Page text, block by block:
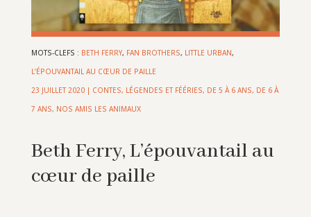
MOTS-CLEFS : BETH FERRY, FAN BROTHERS, LITTLE URBAN,
L’ÉPOUVANTAIL AU CŒUR DE PAILLE
23 JUILLET 2020| CONTES, LÉGENDES ET FÉÉRIES, DE 5 À 6 ANS, DE 6 À
7 ANS, NOS AMIS LES ANIMAUX
Beth Ferry, L’épouvantail au
cœur de paille